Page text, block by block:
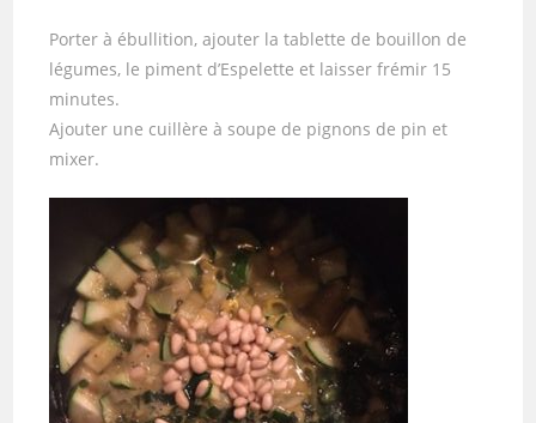
Porter à ébullition, ajouter la tablette de bouillon de
légumes, le piment d’Espelette et laisser frémir 15
minutes.
Ajouter une cuillère à soupe de pignons de pin et
mixer.